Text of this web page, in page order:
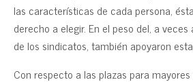
las características de cada persona,
derecho a elegir. En el peso del, a
de los sindicatos, también apoyaron
Con respecto a las plazas para